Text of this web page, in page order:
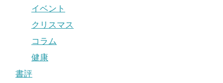
イベント
クリスマス
コラム
健康
書評